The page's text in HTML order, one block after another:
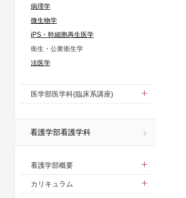
病理学
微生物学
iPS・幹細胞再生医学
衛生・公衆衛生学
法医学
医学部医学科(臨床系講座)
看護学部看護学科
看護学部概要
カリキュラム